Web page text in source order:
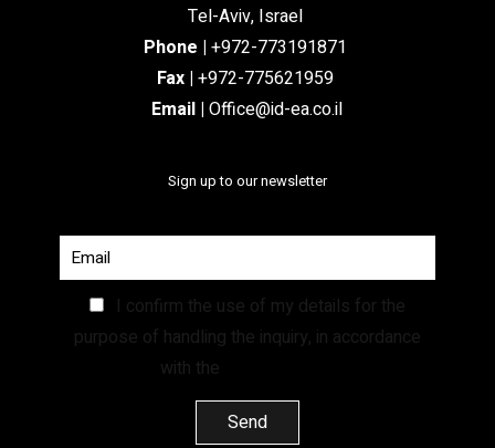
Tel-Aviv, Israel
Phone | +972-773191871
Fax | +972-775621959
Email | Office@id-ea.co.il
Sign up to our newsletter
I confirm the use of my details for the
purpose of handling the inquiry, in accordance
with the